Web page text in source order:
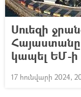
Սուեզի
կապել ԵՄ-
17 հունվարի 2024,